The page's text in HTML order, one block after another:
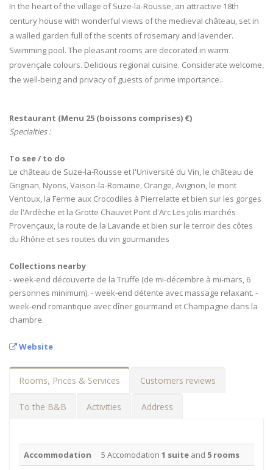
In the heart of the village of Suze-la-Rousse, an attractive 18th
century house with wonderful views of the medieval château, set in
a walled garden full of the scents of rosemary and lavender.
Swimming pool. The pleasant rooms are decorated in warm
provençale colours. Delicious regional cuisine. Considerate welcome,
the well-being and privacy of guests of prime importance..
Restaurant (Menu 25 (boissons comprises) €)
Specialties :
To see / to do
Le château de Suze-la-Rousse et l'Université du Vin, le château de
Grignan, Nyons, Vaison-la-Romaine, Orange, Avignon, le mont
Ventoux, la Ferme aux Crocodiles à Pierrelatte et bien sur les gorges
de l'Ardèche et la Grotte Chauvet Pont d'Arc Les jolis marchés
Provençaux, la route de la Lavande et bien sur le terroir des côtes
du Rhône et ses routes du vin gourmandes
Collections nearby
- week-end découverte de la Truffe (de mi-décembre à mi-mars, 6
personnes minimum). - week-end détente avec massage relaxant. -
week-end romantique avec dîner gourmand et Champagne dans la
chambre.
Website
Rooms, Prices & Services Customers reviews
To the B&B Activities Address
Accommodation 5 Accomodation 1 suite and 5 rooms